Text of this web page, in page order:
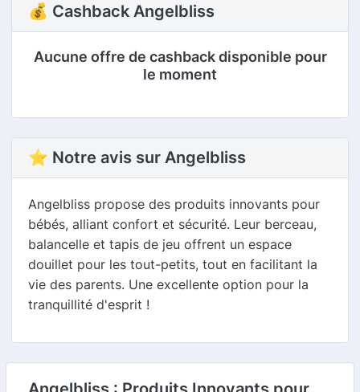
💰 Cashback Angelbliss
Aucune offre de cashback disponible pour
le moment
⭐ Notre avis sur Angelbliss
Angelbliss propose des produits innovants pour
bébés, alliant confort et sécurité. Leur berceau,
balancelle et tapis de jeu offrent un espace
douillet pour les tout-petits, tout en facilitant la
vie des parents. Une excellente option pour la
tranquillité d'esprit !